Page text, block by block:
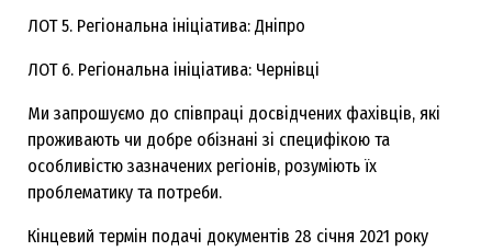
ЛОТ 5. Регіональна ініціатива: Дніпро
ЛОТ 6. Регіональна ініціатива: Чернівці
Ми запрошуємо до співпраці досвідчених фахівців, які
проживають чи добре обізнані зі специфікою та
особливістю зазначених регіонів, розуміють їх
проблематику та потреби.
Кінцевий термін подачі документів 28 січня 2021 року